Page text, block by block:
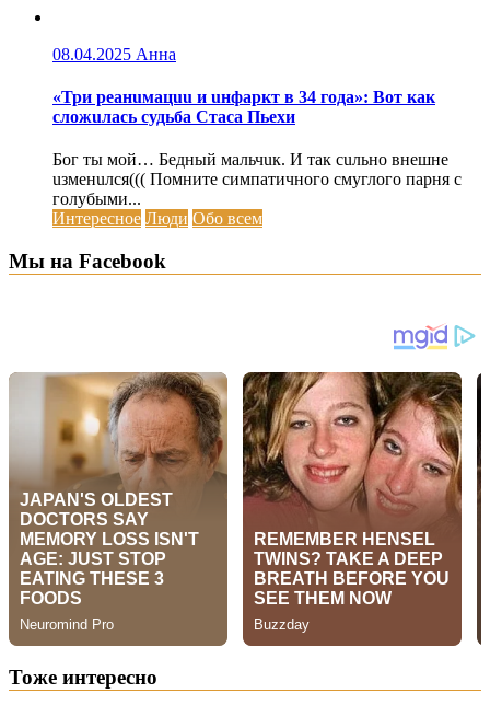
08.04.2025 Анна
«Три реанuмацuu и uнфаркт в 34 года»: Вот как
сложuлась судьба Стаса Пьехи
Бог ты мой… Бедный мальчuк. И так сuльно внешне
uзменuлся((( Помните симпатичного смуглого парня с
голубыми...
Интересное Люди Обо всем
Мы на Facebook
Тоже интересно